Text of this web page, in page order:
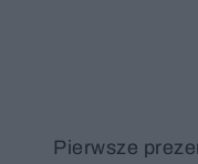
Pierwsze